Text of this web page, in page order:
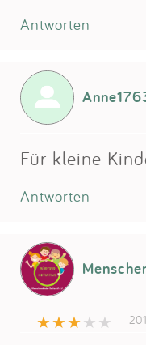
Antworten
Für kleine
Antworten